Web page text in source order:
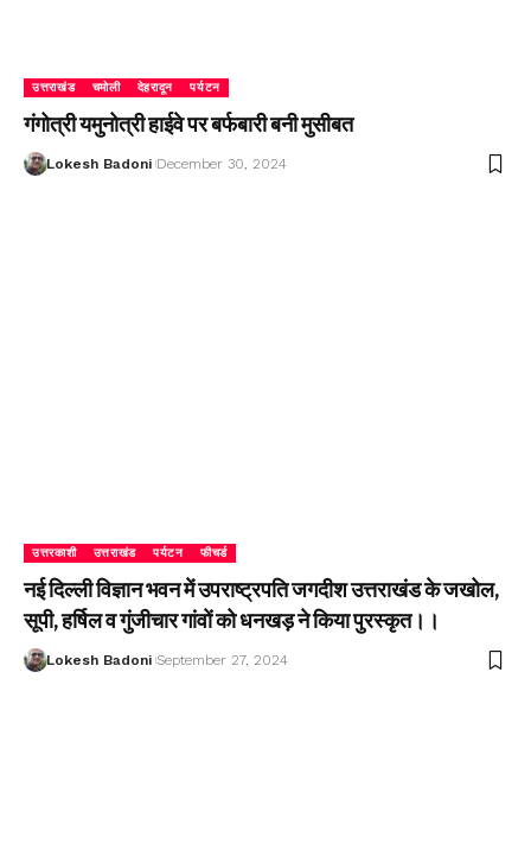
उत्तराखंड चमोली देहरादून पर्यटन
गंगोत्री यमुनोत्री हाईवे पर बर्फबारी बनी मुसीबत
Lokesh Badoni December 30, 2024
उत्तरकाशी उत्तराखंड पर्यटन फीचर्ड
नई दिल्ली विज्ञान भवन में उपराष्ट्रपति जगदीश उत्तराखंड के जखोल,
सूपी, हर्षिल व गुंजीचार गांवों को धनखड़ ने किया पुरस्कृत।।
Lokesh Badoni September 27, 2024